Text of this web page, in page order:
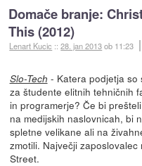
Domače branje:
This (2012)
Lenart Kucic ::28. jan 2013ob 11:23
Slo-Tech - Katera podjetja so
za študente elitnih tehničnih
in programerje? Če bi
na medijskih naslovnicah, bi
spletne velikane ali na
zmotili. Največji
Street.